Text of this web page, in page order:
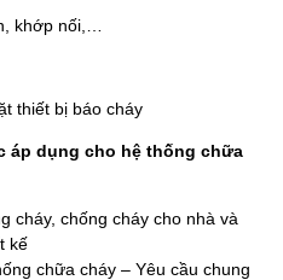
khớp nối,…
thiết bị báo cháy
áp dụng cho hệ thống chữa
cháy, chống cháy cho nhà và
kế
chữa cháy – Yêu cầu chung